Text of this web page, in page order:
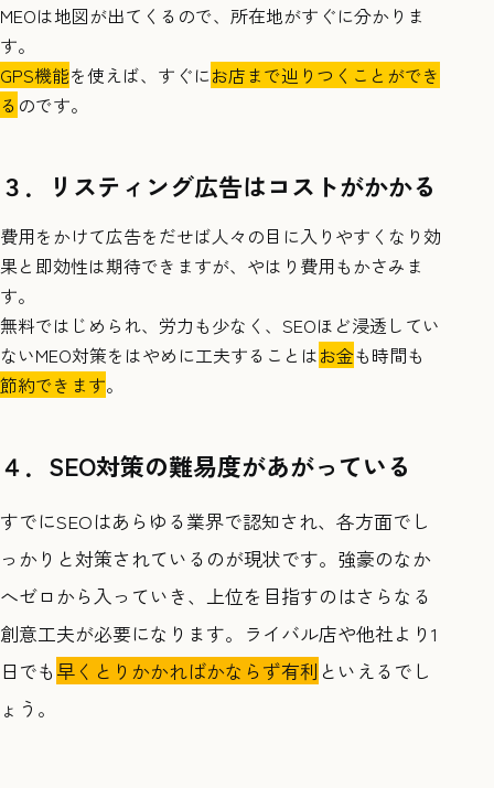
MEOは地図が出てくるので、所在地がすぐに分かりま
す。
GPS機能を使えば、すぐにお店まで辿りつくことができ
る のです。
３．リスティング広告はコストがかかる
費用をかけて広告をだせば人々の目に入りやすくなり効
果と即効性は期待できますが、やはり費用もかさみま
す。
無料ではじめられ、労力も少なく、SEOほど浸透してい
ないMEO対策をはやめに工夫することはお金も時間も
節約できます。
４．SEO対策の難易度があがっている
すでにSEOはあらゆる業界で認知され、各方面でし
っかりと対策されているのが現状です。強豪のなか
へゼロから入っていき、上位を目指すのはさらなる
創意工夫が必要になります。ライバル店や他社より1
日でも 早くとりかかればかならず有利 といえるでし
ょう。